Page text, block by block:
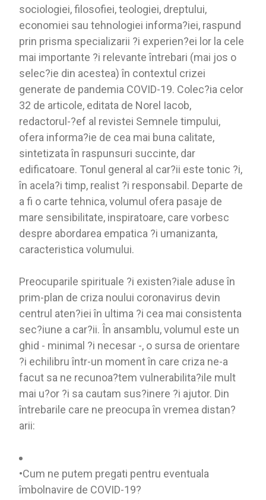
sociologiei, filosofiei, teologiei, dreptului,
economiei sau tehnologiei informa?iei, raspund
prin prisma specializarii ?i experien?ei lor la cele
mai importante ?i relevante întrebari (mai jos o
selec?ie din acestea) în contextul crizei
generate de pandemia COVID-19. Colec?ia celor
32 de articole, editata de Norel Iacob,
redactorul-?ef al revistei Semnele timpului,
ofera informa?ie de cea mai buna calitate,
sintetizata în raspunsuri succinte, dar
edificatoare. Tonul general al car?ii este tonic ?i,
în acela?i timp, realist ?i responsabil. Departe de
a fi o carte tehnica, volumul ofera pasaje de
mare sensibilitate, inspiratoare, care vorbesc
despre abordarea empatica ?i umanizanta,
caracteristica volumului.
Preocuparile spirituale ?i existen?iale aduse în
prim-plan de criza noului coronavirus devin
centrul aten?iei în ultima ?i cea mai consistenta
sec?iune a car?ii. În ansamblu, volumul este un
ghid - minimal ?i necesar -, o sursa de orientare
?i echilibru într-un moment în care criza ne-a
facut sa ne recunoa?tem vulnerabilita?ile mult
mai u?or ?i sa cautam sus?inere ?i ajutor. Din
întrebarile care ne preocupa în vremea distan?
arii:
•Cum ne putem pregati pentru eventuala
îmbolnavire de COVID-19?